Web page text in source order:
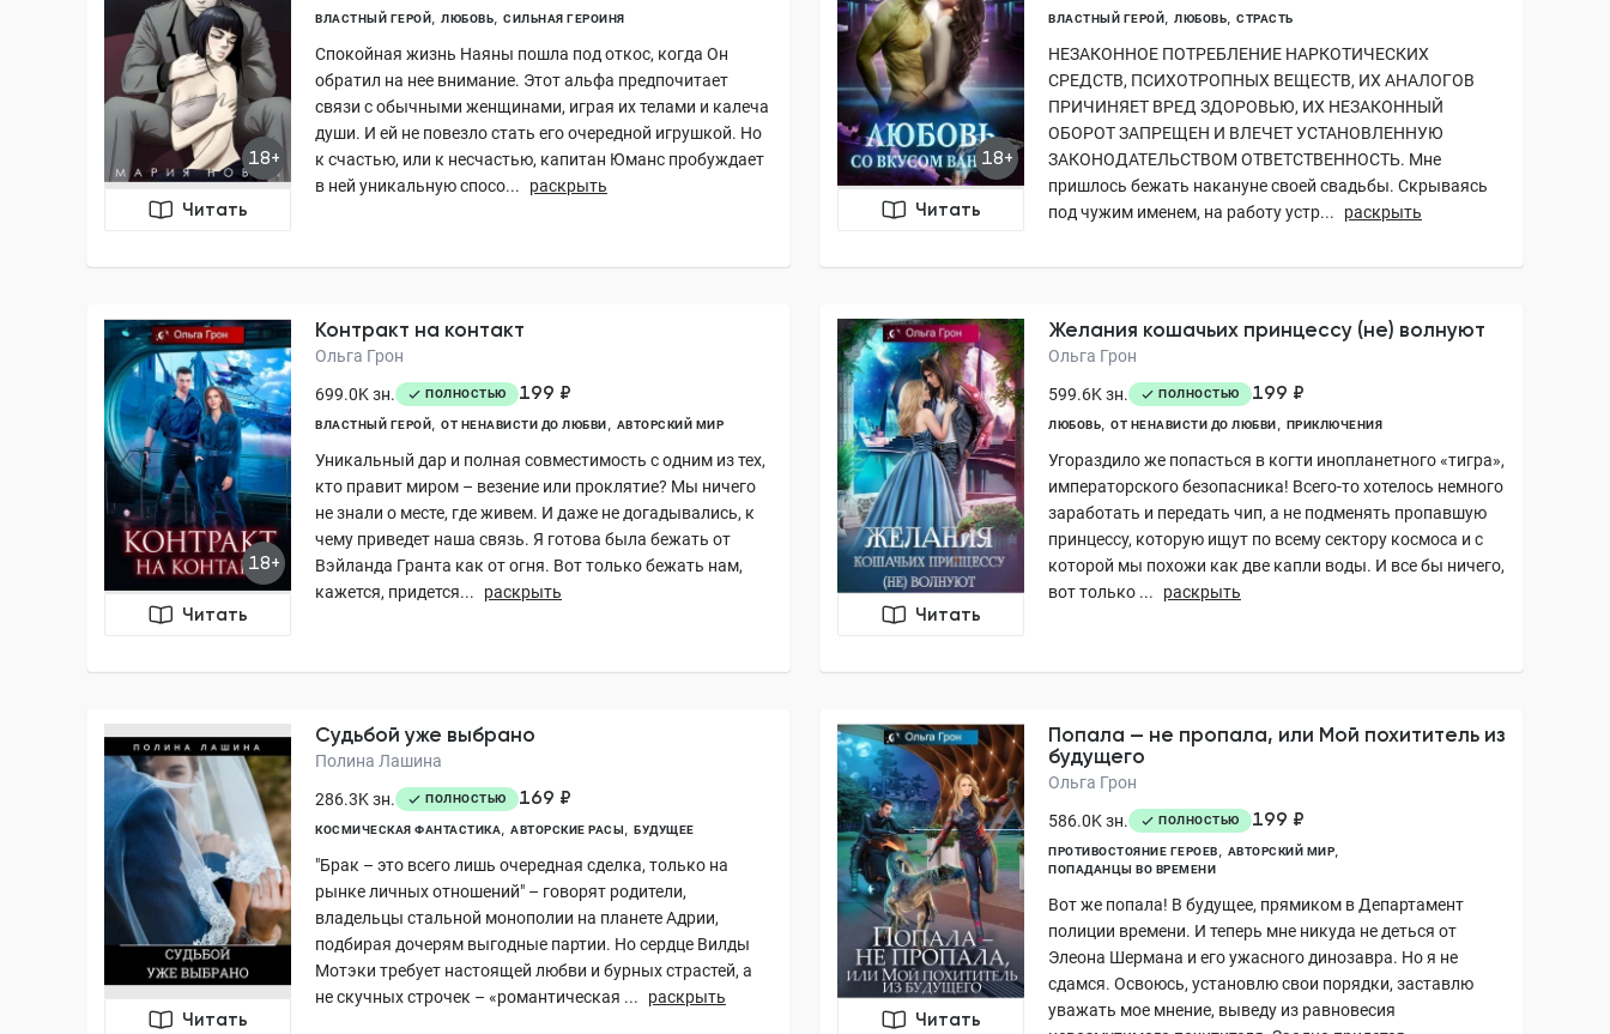
18+
Читать
ВЛАСТНЫЙ ГЕРОЙ ЛЮБОВЬ СИЛЬНАЯ ГЕРОИНЯ
Спокойная жизнь Наяны пошла под откос, когда Он
обратил на нее внимание. Этот альфа предпочитает
связи с обычными женщинами, играя их телами и калеча
души. И ей не повезло стать его очередной игрушкой. Но
к счастью, или к несчастью, капитан Юманс пробуждает
в ней уникальную спосо...
раскрыть
18+
Читать
ВЛАСТНЫЙ ГЕРОЙ ЛЮБОВЬ СТРАСТЬ
НЕЗАКОННОЕ ПОТРЕБЛЕНИЕ НАРКОТИЧЕСКИХ
СРЕДСТВ, ПСИХОТРОПНЫХ ВЕЩЕСТВ, ИХ АНАЛОГОВ
ПРИЧИНЯЕТ ВРЕД ЗДОРОВЬЮ, ИХ НЕЗАКОННЫЙ
ОБОРОТ ЗАПРЕЩЕН И ВЛЕЧЕТ УСТАНОВЛЕННУЮ
ЗАКОНОДАТЕЛЬСТВОМ ОТВЕТСТВЕННОСТЬ. Мне
пришлось бежать накануне своей свадьбы. Скрываясь
под чужим именем, на работу устр...
раскрыть
18+
Читать
Контракт на контакт
Ольга Грон
699.0K зн.
ПОЛНОСТЬЮ 199 ₽
ВЛАСТНЫЙ ГЕРОЙ ОТ НЕНАВИСТИ ДО ЛЮБВИ АВТОРСКИЙ МИР
Уникальный дар и полная совместимость с одним из тех,
кто правит миром – везение или проклятие? Мы ничего
не знали о месте, где живем. И даже не догадывались, к
чему приведет наша связь. Я готова была бежать от
Вэйланда Гранта как от огня. Вот только бежать нам,
кажется, придется...
раскрыть
Читать
Желания кошачьих принцессу (не) волнуют
Ольга Грон
599.6K зн.
ПОЛНОСТЬЮ 199 ₽
ЛЮБОВЬ ОТ НЕНАВИСТИ ДО ЛЮБВИ ПРИКЛЮЧЕНИЯ
Угораздило же попасться в когти инопланетного «тигра»,
императорского безопасника! Всего-то хотелось немного
заработать и передать чип, а не подменять пропавшую
принцессу, которую ищут по всему сектору космоса и с
которой мы похожи как две капли воды. И все бы ничего,
вот только ...
раскрыть
Читать
Судьбой уже выбрано
Полина Лашина
286.3K зн.
ПОЛНОСТЬЮ 169 ₽
КОСМИЧЕСКАЯ ФАНТАСТИКА АВТОРСКИЕ РАСЫ БУДУЩЕЕ
"Брак – это всего лишь очередная сделка, только на
рынке личных отношений" – говорят родители,
владельцы стальной монополии на планете Адрии,
подбирая дочерям выгодные партии. Но сердце Вилды
Мотэки требует настоящей любви и бурных страстей, а
не скучных строчек – «романтическая ...
раскрыть
Читать
Попала — не пропала, или Мой похититель из
будущего
Ольга Грон
586.0K зн.
ПОЛНОСТЬЮ 199 ₽
ПРОТИВОСТОЯНИЕ ГЕРОЕВ
АВТОРСКИЙ МИР
ПОПАДАНЦЫ ВО ВРЕМЕНИ
Вот же попала! В будущее, прямиком в Департамент
полиции времени. И теперь мне никуда не деться от
Элеона Шермана и его ужасного динозавра. Но я не
сдамся. Освоюсь, установлю свои порядки, заставлю
уважать мое мнение, выведу из равновесия